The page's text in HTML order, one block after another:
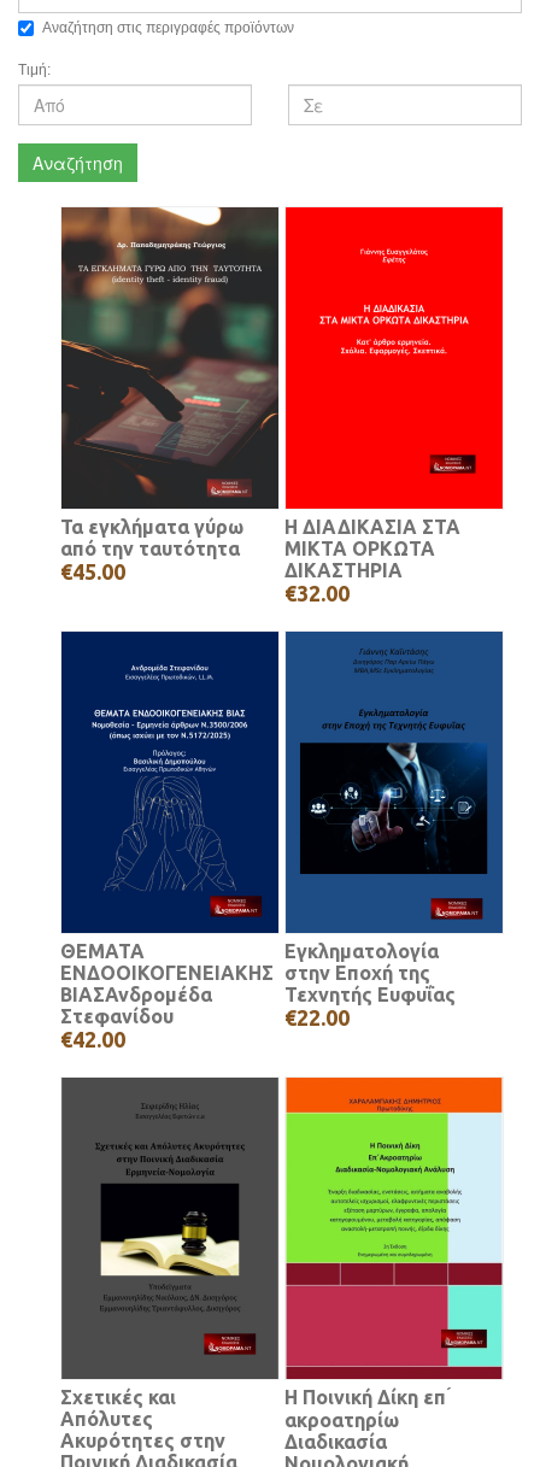
Αναζήτηση στις περιγραφές προϊόντων
Τιμή:
Αναζήτηση
Τα εγκλήματα γύρω
από την ταυτότητα
€45.00
Η ΔΙΑΔΙΚΑΣΙΑ ΣΤΑ
ΜΙΚΤΑ ΟΡΚΩΤΑ
ΔΙΚΑΣΤΗΡΙΑ
€32.00
ΘΕΜΑΤΑ
ΕΝΔΟΟΙΚΟΓΕΝΕΙΑΚΗΣ
ΒΙΑΣΑνδρομέδα
Στεφανίδου
€42.00
Εγκληματολογία
στην Εποχή της
Τεχνητής Ευφυΐας
€22.00
Σχετικές και
Απόλυτες
Ακυρότητες στην
Ποινική Διαδικασία
Η Ποινική Δίκη επ ́
ακροατηρίω
Διαδικασία